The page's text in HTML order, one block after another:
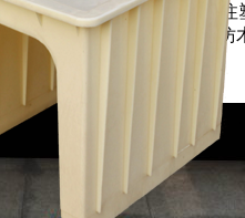
上采用PP聚丙烯塑料为主要
去，待混凝土凝结后便能将